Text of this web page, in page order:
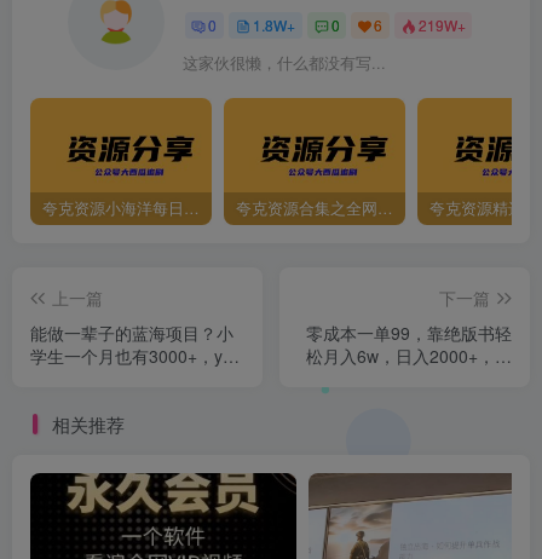
0 1.8W+ 0 6 219W+
这家伙很懒，什么都没有写...
夸克资源小海洋每日更新资源大汇总（持续更新） 夸克资源合集之全网影视 夸克资源精选
上一篇
能做一辈子的蓝海项目？小
学生一个月也有3000+，yw
下一篇
零成本一单99，靠绝版书轻
松月入6w，日入2000+，新
相关推荐